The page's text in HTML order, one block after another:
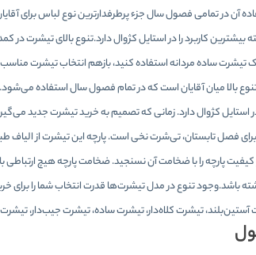
آن در تمامی فصول سال جزء پرطرفدارترین نوع لباس برای
کاربرد را در استایل کژوال دارد.تنوع بالایتیشرتدر
تیشرت ساده مردانه استفاده کنید، بازهم انتخاب تیشرت
تنوع بالا میان آقایان است که در تمام فصول سال استفاده
استایل کژوال دارد. زمانی که تصمیم به خرید تیشرت جدید
فصل تابستان، تی‌شرت نخی است. پارچه این تیشرت از
پارچه را با ضخامت آن نسنجید. ضخامت پارچه هیچ
باشد.وجود تنوع در مدل تیشرت‌ها قدرت انتخاب شما را برای
تیشرت کلاه‌دار، تیشرت ساده، تیشرت جیب‌دار،